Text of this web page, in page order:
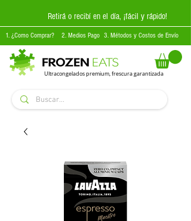
Retirá o recibí en el día, ¡fácil y rápido!
1. ¿Como Comprar? 2. Medios Pago 3. Métodos y Costos de Envío
Ultracongelados premium, frescura garantizada